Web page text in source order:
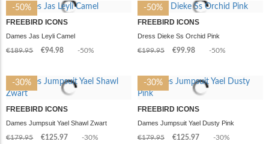
-50%
FREEBIRD ICONS
Dames Jas Leyli Camel
€189.95
€94.98 -50%
-50%
FREEBIRD ICONS
Dress Dieke Ss Orchid Pink
€199.95
€99.98 -50%
-30%
FREEBIRD ICONS
Dames Jumpsuit Yael Shawl Zwart
€179.95
€125.97 -30%
-30%
FREEBIRD ICONS
Dames Jumpsuit Yael Dusty Pink
€179.95
€125.97 -30%